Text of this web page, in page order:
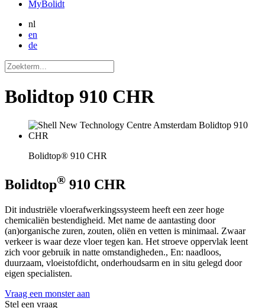
MyBolidt
nl
en
de
Bolidtop 910 CHR
Bolidtop® 910 CHR
Bolidtop® 910 CHR
Dit industriële vloerafwerkingssysteem heeft een zeer hoge
chemicaliën bestendigheid. Met name de aantasting door
(an)organische zuren, zouten, oliën en vetten is minimaal. Zwaar
verkeer is waar deze vloer tegen kan. Het stroeve oppervlak leent
zich voor gebruik in natte omstandigheden., En: naadloos,
duurzaam, vloeistofdicht, onderhoudsarm en in situ gelegd door
eigen specialisten.
Vraag een monster aan
Stel een vraag